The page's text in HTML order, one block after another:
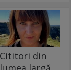
Cititori din
lumea largă